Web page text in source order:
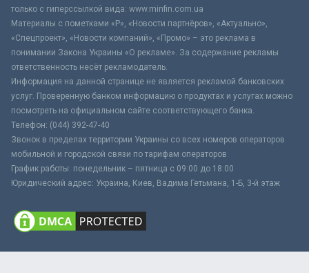
только с гиперссылкой вида: www.minfin.com.ua
Материалы с пометками «Р», «Новости партнёров», «Актуально»,
«Спецпроект», «Новости компаний», «Промо» – это реклама в
понимании Закона Украины «О рекламе». За содержание рекламы
ответственность несёт рекламодатель.
Информация на данной странице не является рекламой банковских
услуг. Проверенную банком информацию о продуктах и услугах можно
посмотреть на официальном сайте соответствующего банка.
Телефон: (044) 392-47-40
Звонок в пределах территории Украины со всех номеров операторов
мобильной и городской связи по тарифам операторов
График работы: понедельник – пятница с 09:00 до 18:00
Юридический адрес: Украина, Киев, Вадима Гетьмана, 1-Б, 3-й этаж